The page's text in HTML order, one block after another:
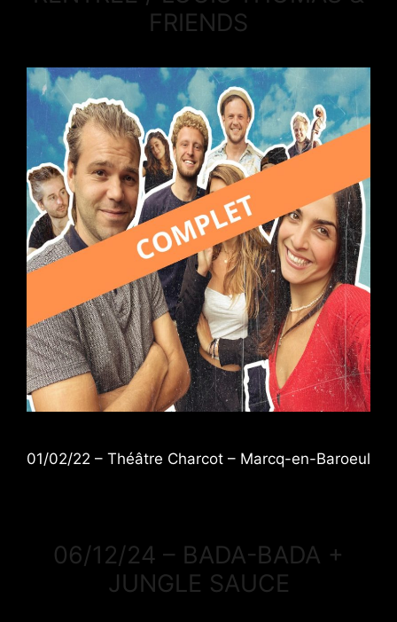
FRIENDS
01/02/22 – Théâtre Charcot – Marcq-en-Baroeul
06/12/24 – BADA-BADA +
JUNGLE SAUCE